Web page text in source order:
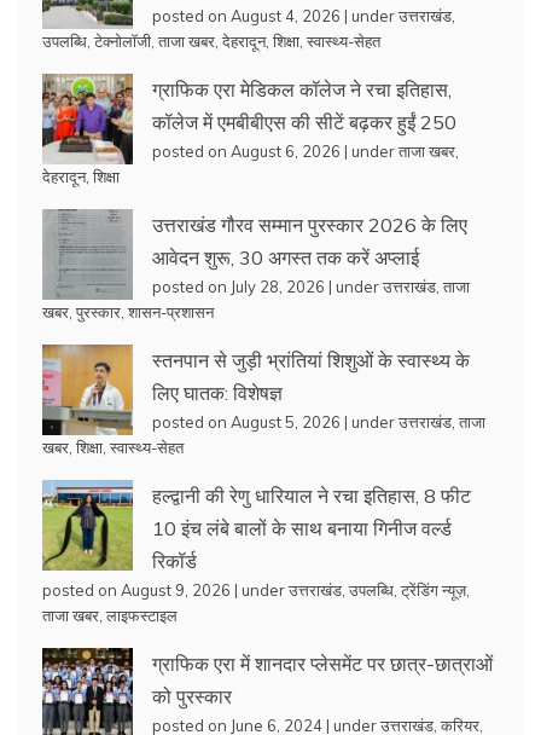
posted on August 4, 2026 | underउत्तराखंड
उपलब्धि टेक्नोलॉजी ताजा खबर देहरादून, शिक्षा स्वास्थ्य-सेहत
ग्राफिक एरा मेडिकल कॉलेज ने रचा इतिहास,
कॉलेज में एमबीबीएस की सीटें बढ़कर हुईं 250
posted on August 6, 2026 | underताजा खबर
देहरादून, शिक्षा
उत्तराखंड गौरव सम्मान पुरस्कार 2026 के लिए
आवेदन शुरू, 30 अगस्त तक करें अप्लाई
posted on July 28, 2026 | underउत्तराखंड ताजा
खबर पुरस्कार शासन-प्रशासन
स्तनपान से जुड़ी भ्रांतियां शिशुओं के स्वास्थ्य के
लिए घातक: विशेषज्ञ
posted on August 5, 2026 | underउत्तराखंड ताजा
खबर शिक्षा स्वास्थ्य-सेहत
हल्द्वानी की रेणु धारियाल ने रचा इतिहास, 8 फीट
10 इंच लंबे बालों के साथ बनाया गिनीज वर्ल्ड
रिकॉर्ड
posted on August 9, 2026 | underउत्तराखंड उपलब्धि ट्रेंडिंग न्यूज़,
ताजा खबर लाइफस्टाइल
ग्राफिक एरा में शानदार प्लेसमेंट पर छात्र-छात्राओं
को पुरस्कार
posted on June 6, 2024 | underउत्तराखंड करियर